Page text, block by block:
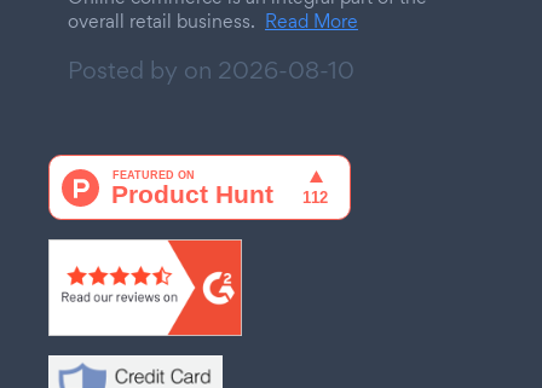
overall retail business. Read More
Posted by on 2026-08-10